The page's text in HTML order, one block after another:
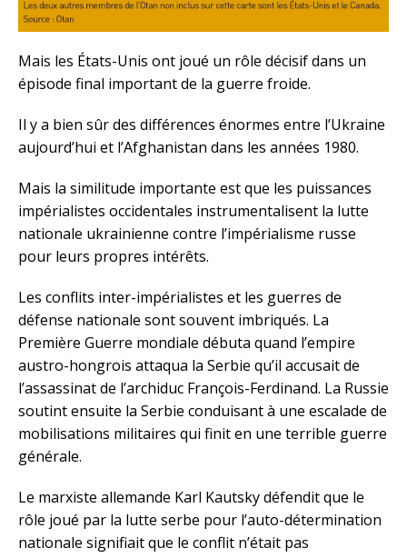
Mais les États-Unis ont joué un rôle décisif dans un
épisode final important de la guerre froide.
Il y a bien sûr des différences énormes entre l’Ukraine
aujourd’hui et l’Afghanistan dans les années 1980.
Mais la similitude importante est que les puissances
impérialistes occidentales instrumentalisent la lutte
nationale ukrainienne contre l’impérialisme russe
pour leurs propres intérêts.
Les conflits inter-impérialistes et les guerres de
défense nationale sont souvent imbriqués. La
Première Guerre mondiale débuta quand l’empire
austro-hongrois attaqua la Serbie qu’il accusait de
l’assassinat de l’archiduc François-Ferdinand. La Russie
soutint ensuite la Serbie conduisant à une escalade de
mobilisations militaires qui finit en une terrible guerre
générale.
Le marxiste allemande Karl Kautsky défendit que le
rôle joué par la lutte serbe pour l’auto-détermination
nationale signifiait que le conflit n’était pas